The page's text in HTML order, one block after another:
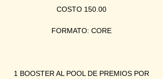
COSTO 150.00
FORMATO: CORE
1 BOOSTER AL POOL DE PREMIOS POR